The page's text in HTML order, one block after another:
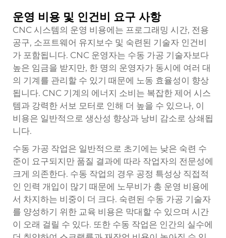
운영 비용 및 인건비 요구 사항
CNC 시스템의 운영 비용에는 프로그래밍 시간, 전용
공구, 소프트웨어 유지보수 및 숙련된 기술자 인건비
가 포함됩니다. CNC 운영자는 수동 가공 기술자보다
높은 임금을 받지만, 한 명의 운영자가 동시에 여러 대
의 기계를 관리할 수 있기 때문에 노동 효율성이 향상
됩니다. CNC 기계의 에너지 소비는 복잡한 제어 시스
템과 강력한 서보 모터로 인해 더 높을 수 있으나, 이
비용은 일반적으로 생산성 향상과 낭비 감소로 상쇄됩
니다.
수동 가공 작업은 일반적으로 초기에는 낮은 숙련 수
준이 요구되지만 품질 결과에 따라 작업자의 전문성에
크게 의존한다. 수동 작업의 경우 공정 특성상 직접적
인 인력 개입이 많기 때문에 노무비가 총 운영 비용에
서 차지하는 비중이 더 크다. 숙련된 수동 가공 기술자
를 양성하기 위한 교육 비용은 막대할 수 있으며 시간
이 오래 걸릴 수 있다. 또한 수동 작업은 인간의 실수에